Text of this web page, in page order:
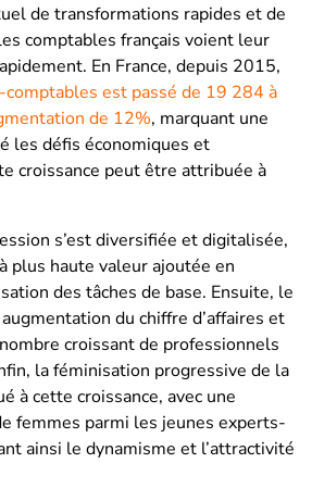
de transformations rapides et de
comptables français voient leur
En France, depuis 2015,
comptables est passé de 19 284 à
de 12%, marquant une
les défis économiques et
croissance peut être attribuée à
s’est diversifiée et digitalisée,
plus haute valeur ajoutée en
des tâches de base. Ensuite, le
du chiffre d’affaires et
croissant de professionnels
la féminisation progressive de la
à cette croissance, avec une
femmes parmi les jeunes experts-
ainsi le dynamisme et l’attractivité